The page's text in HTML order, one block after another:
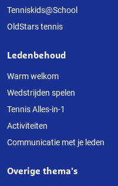
Tenniskids@School
OldStars tennis
Ledenbehoud
Warm welkom
Wedstrijden spelen
Tennis Alles-in-1
Activiteiten
Communicatie met je leden
Overige thema's